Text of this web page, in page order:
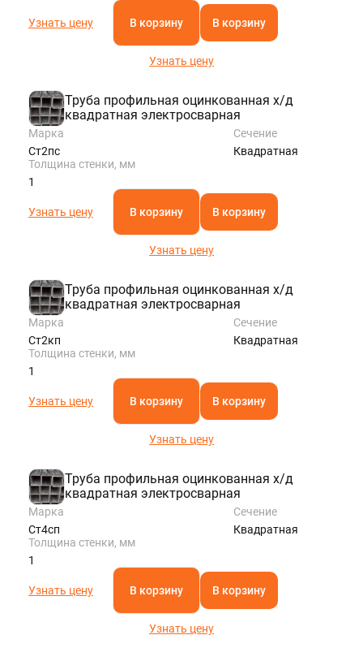
Узнать цену В корзину В корзину
Узнать цену
Труба профильная оцинкованная х/д
квадратная электросварная
Марка
Ст2пс
Сечение
Квадратная
Толщина стенки, мм
1
Узнать цену В корзину В корзину
Узнать цену
Труба профильная оцинкованная х/д
квадратная электросварная
Марка
Ст2кп
Сечение
Квадратная
Толщина стенки, мм
1
Узнать цену В корзину В корзину
Узнать цену
Труба профильная оцинкованная х/д
квадратная электросварная
Марка
Ст4сп
Сечение
Квадратная
Толщина стенки, мм
1
Узнать цену В корзину В корзину
Узнать цену